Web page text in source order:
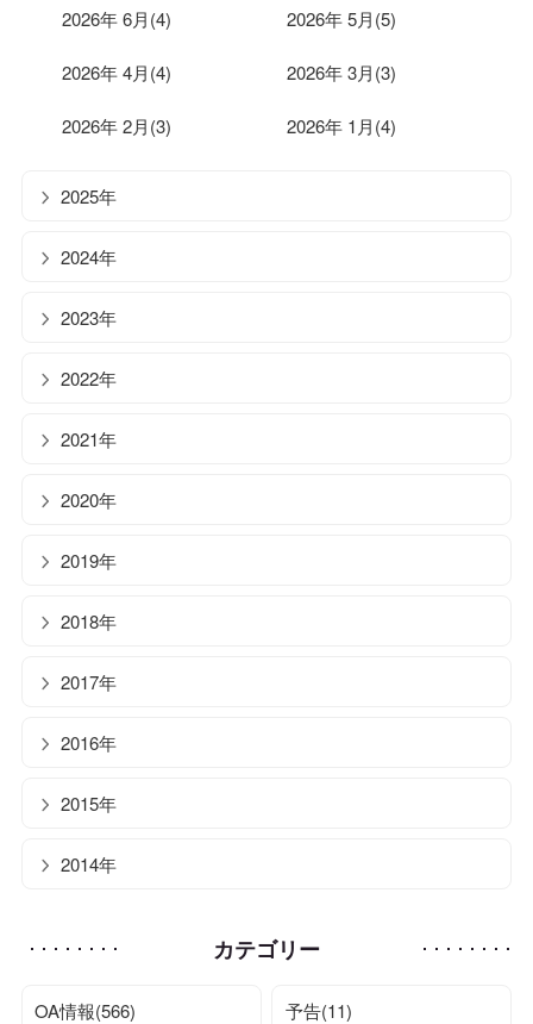
2026年 6月(4) 2026年 5月(5)
2026年 4月(4) 2026年 3月(3)
2026年 2月(3) 2026年 1月(4)
2025年
2024年
2023年
2022年
2021年
2020年
2019年
2018年
2017年
2016年
2015年
2014年
カテゴリー
OA情報(566) 予告(11)